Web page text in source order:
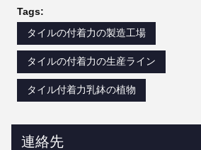
Tags:
タイルの付着力の製造工場
タイルの付着力の生産ライン
タイル付着力乳鉢の植物
連絡先